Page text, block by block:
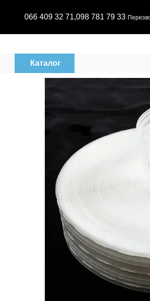
066 409 32 71,098 781 79 33
Каталог